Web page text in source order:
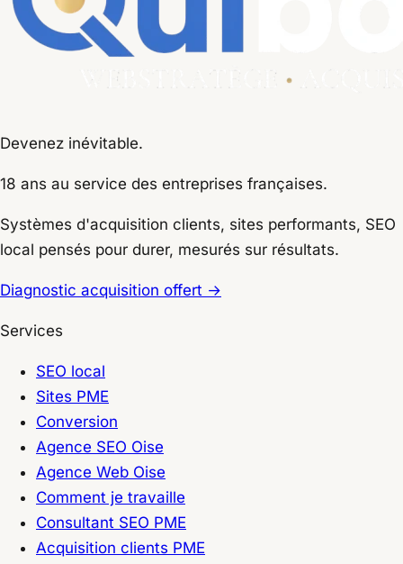
Devenez inévitable.
18 ans au service des entreprises françaises.
Systèmes d'acquisition clients, sites performants, SEO
local pensés pour durer, mesurés sur résultats.
Diagnostic acquisition offert →
Services
SEO local
Sites PME
Conversion
Agence SEO Oise
Agence Web Oise
Comment je travaille
Consultant SEO PME
Acquisition clients PME